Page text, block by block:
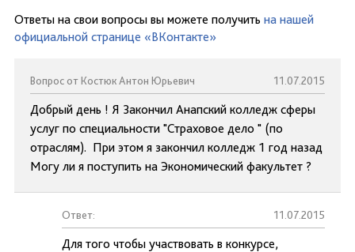
Ответы на свои вопросы вы можете получить на нашей
официальной странице «ВКонтакте»
Вопрос от Костюк Антон Юрьевич 11.07.2015
Добрый день ! Я Закончил Анапский колледж сферы
услуг по специальности "Страховое дело " (по
отраслям). При этом я закончил колледж 1 год назад
Могу ли я поступить на Экономический факультет ?
Ответ: 11.07.2015
Для того чтобы участвовать в конкурсе,